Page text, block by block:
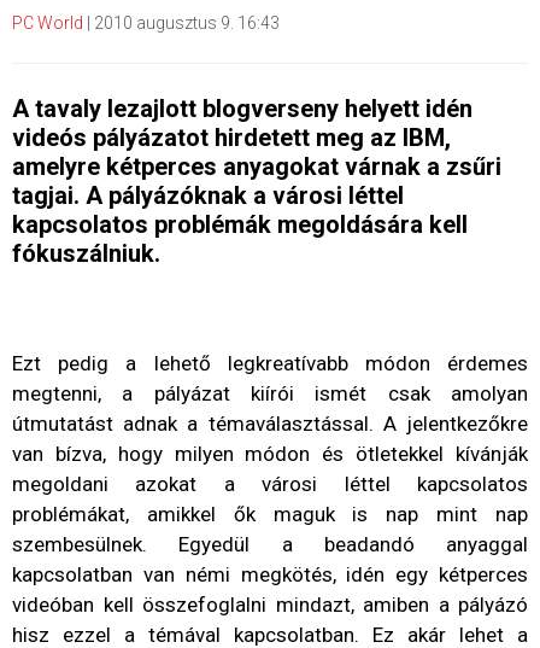
PC World 2010 augusztus 9. 16:43
A tavaly lezajlott blogverseny helyett idén
videós pályázatot hirdetett meg az IBM,
amelyre kétperces anyagokat várnak a zsűri
tagjai. A pályázóknak a városi léttel
kapcsolatos problémák megoldására kell
fókuszálniuk.
Ezt pedig a lehető legkreatívabb módon érdemes
megtenni, a pályázat kiírói ismét csak amolyan
útmutatást adnak a témaválasztással. A jelentkezőkre
van bízva, hogy milyen módon és ötletekkel kívánják
megoldani azokat a városi léttel kapcsolatos
problémákat, amikkel ők maguk is nap mint nap
szembesülnek. Egyedül a beadandó anyaggal
kapcsolatban van némi megkötés, idén egy kétperces
videóban kell összefoglalni mindazt, amiben a pályázó
hisz ezzel a témával kapcsolatban. Ez akár lehet a